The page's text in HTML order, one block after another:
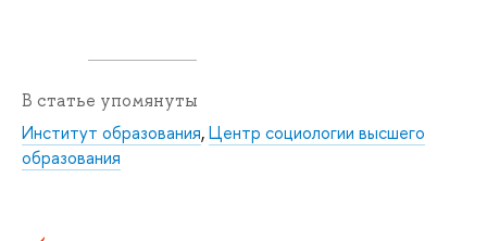
В статье упомянуты
Институт образования,Центр социологии высшего
образования